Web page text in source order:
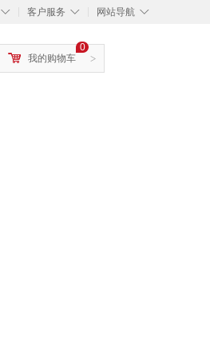
◇ ◇
客户服务 ◇
网站导航
>
0
我的购物车